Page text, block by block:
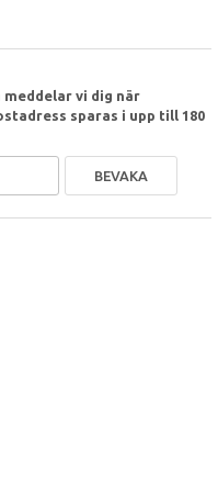
meddelar vi dig när
sparas i upp till 180
BEVAKA